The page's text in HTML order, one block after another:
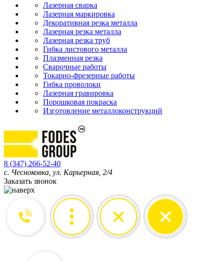
Лазерная сварка
Лазерная маркировка
Декоративная резка металла
Лазерная резка металла
Лазерная резка труб
Гибка листового металла
Плазменная резка
Сварочные работы
Токарно-фрезерные работы
Гибка проволоки
Лазерная гравировка
Порошковая покраска
Изготовление металлоконструкций
8 (347) 266-52-40
с. Чесноковка, ул. Карьерная, 2/4
Заказать звонок